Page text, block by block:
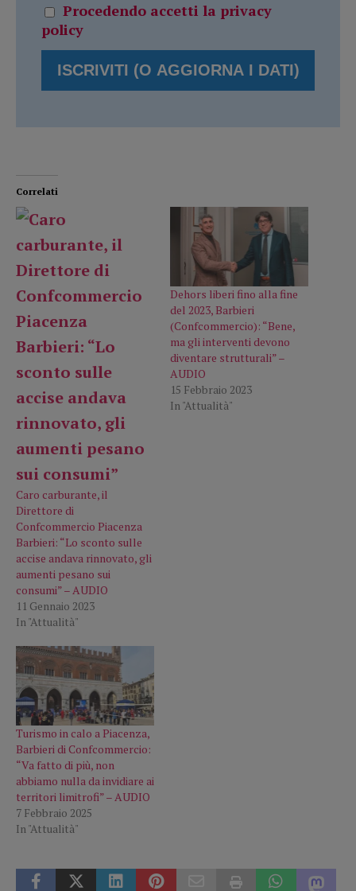
Procedendo accetti la privacy
policy
Correlati
Caro carburante, il
Direttore di
Confcommercio Piacenza
Barbieri: “Lo sconto sulle
accise andava rinnovato, gli
aumenti pesano sui
consumi” – AUDIO
11 Gennaio 2023
In "Attualità"
Dehors liberi fino alla fine
del 2023, Barbieri
(Confcommercio): “Bene,
ma gli interventi devono
diventare strutturali” –
AUDIO
15 Febbraio 2023
In "Attualità"
Turismo in calo a Piacenza,
Barbieri di Confcommercio:
“Va fatto di più, non
abbiamo nulla da invidiare ai
territori limitrofi” – AUDIO
7 Febbraio 2025
In "Attualità"